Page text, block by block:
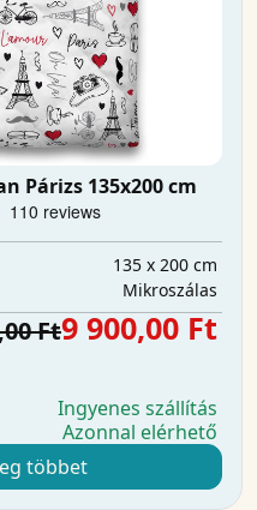
Párizs 135x200 cm
135 x 200 cm
Mikroszálas
Ft9 900,00 Ft
Ingyenes szállítás
Azonnal elérhető
többet